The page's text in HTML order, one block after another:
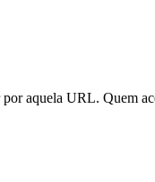
aquela URL. Quem